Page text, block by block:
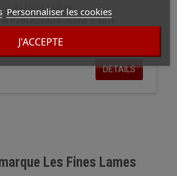
Personnaliser les cookies
J'ACCEPTE
Les Fines Lames
Petit Anodisé Jaune 2-en-1
DÉTAILS
Les Fines Lames